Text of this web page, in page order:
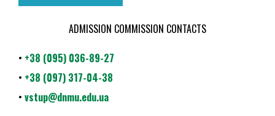
ADMISSION COMMISSION CONTACTS
• +38 (095) 036-89-27
• +38 (097) 317-04-38
• vstup@dnmu.edu.ua